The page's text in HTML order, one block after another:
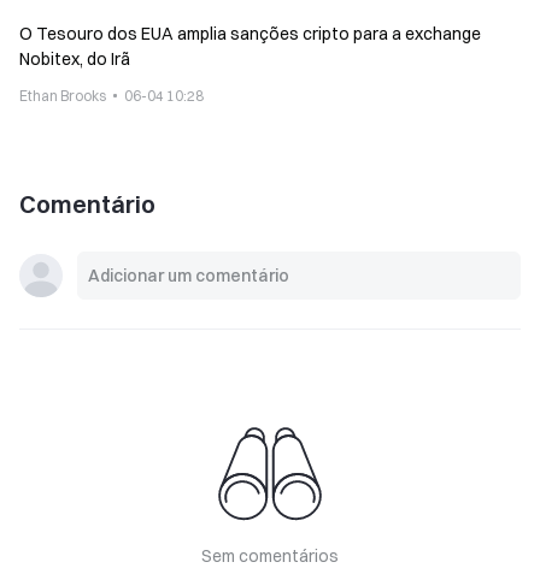
O Tesouro dos EUA amplia sanções cripto para a exchange
Nobitex, do Irã
Ethan Brooks 06-04 10:28
Comentário
Sem comentários